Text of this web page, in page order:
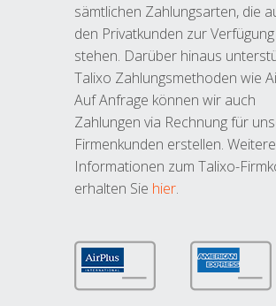
sämtlichen Zahlungsarten, die
den Privatkunden zur Verfügung
stehen. Darüber hinaus
Talixo Zahlungsmethoden wie
Auf Anfrage können wir auch
Zahlungen via Rechnung für
Firmenkunden erstellen. Weitere
Informationen zum Talixo-
erhalten Sie hier.